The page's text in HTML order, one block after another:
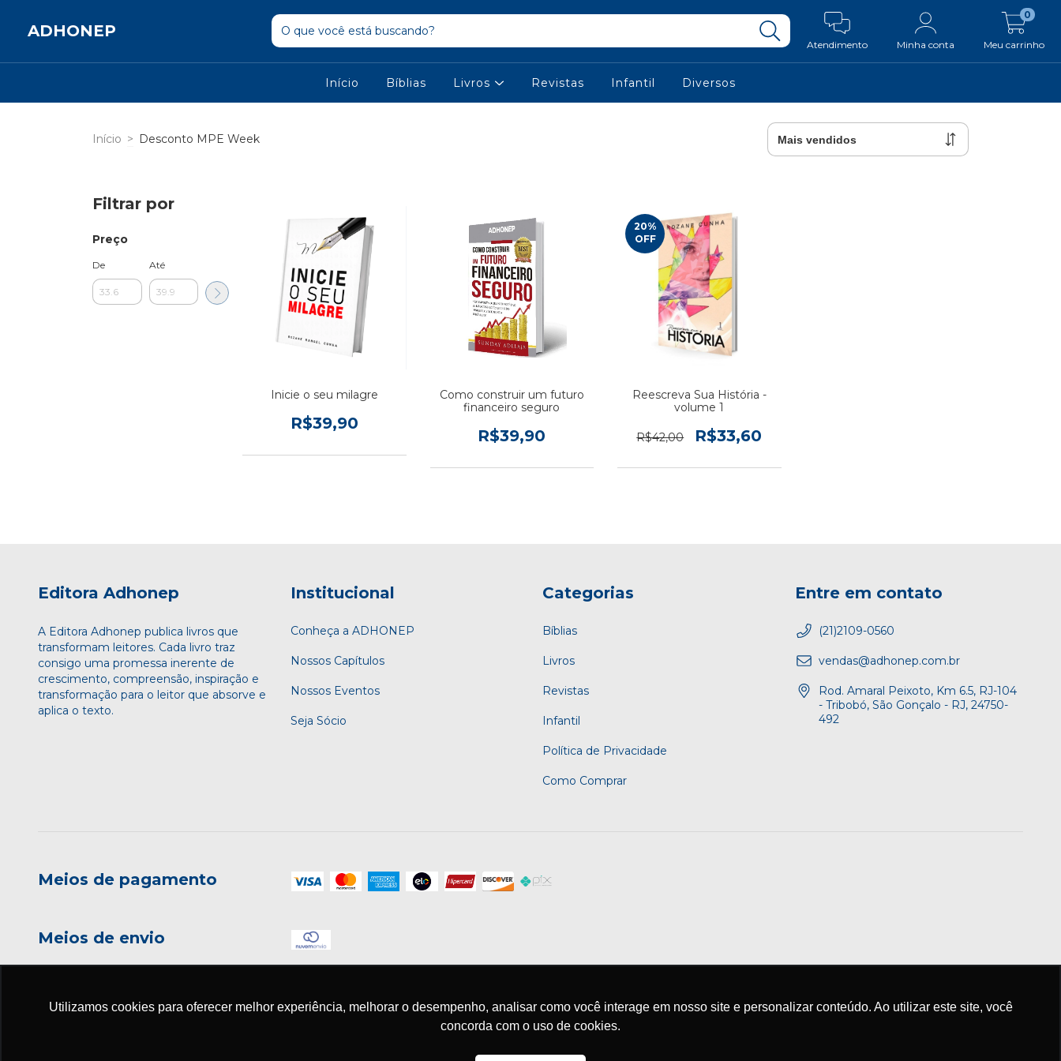
Utilizamos cookies para oferecer melhor experiência, melhorar o desempenho, analisar como você interage em nosso site e personalizar conteúdo. Ao utilizar este site, você
concorda com o uso de cookies.
ADHONEP
Atendimento Minha conta Meu carrinho
0
Início Bíblias Livros Revistas Infantil Diversos
Início > Desconto MPE Week
Filtrar por
Preço
De Até
Inicie o seu milagre
R$39,90
Como construir um futuro
financeiro seguro
R$39,90
20%
OFF
Reescreva Sua História -
volume 1
R$42,00 R$33,60
Editora Adhonep
A Editora Adhonep publica livros que
transformam leitores. Cada livro traz
consigo uma promessa inerente de
crescimento, compreensão, inspiração e
transformação para o leitor que absorve e
aplica o texto.
Institucional
Conheça a ADHONEP
Nossos Capítulos
Nossos Eventos
Seja Sócio
Categorias
Bíblias
Livros
Revistas
Infantil
Política de Privacidade
Como Comprar
Entre em contato
(21)2109-0560
vendas@adhonep.com.br
Rod. Amaral Peixoto, Km 6.5, RJ-104
- Tribobó, São Gonçalo - RJ, 24750-
492
Meios de pagamento
Meios de envio